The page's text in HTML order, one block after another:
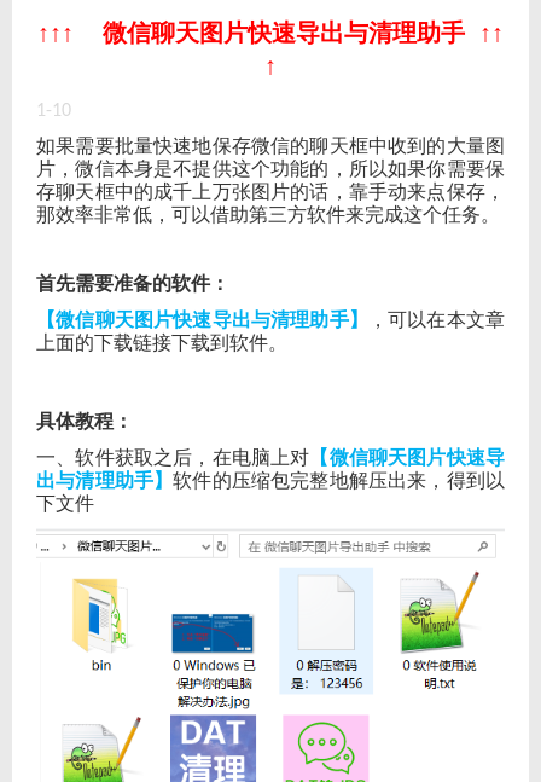
↑↑↑ 微信聊天图片快速导出与清理助手 ↑↑
↑
1-10
如果需要批量快速地保存微信的聊天框中收到的大量图
片，微信本身是不提供这个功能的，所以如果你需要保
存聊天框中的成千上万张图片的话，靠手动来点保存，
那效率非常低，可以借助第三方软件来完成这个任务。
首先需要准备的软件：
【微信聊天图片快速导出与清理助手】
，可以在本文章
上面的下载链接下载到软件。
具体教程：
一、软件获取之后，在电脑上对 【微信聊天图片快速导
出与清理助手】软件的压缩包完整地解压出来，得到以
下文件